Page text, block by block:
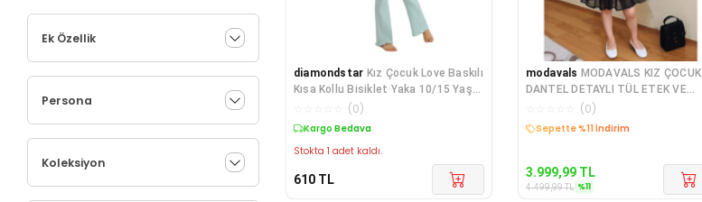
Ek Özellik
Persona
Koleksiyon
diamondstar Kız Çocuk Love Baskılı
Kısa Kollu Bisiklet Yaka 10/15 Yaş
(0)
Kargo Bedava
Stokta 1 adet kaldı.
610 TL
modavals MODAVALS KIZ ÇOCUK
DANTEL DETAYLI TÜL ETEK VE
BLUZ KOMBİN - SİYAH
(0)
Kargo Bedava
3.999,99 TL
4.499,99TL %11